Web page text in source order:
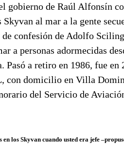
gobierno de Raúl Alfonsín
al mar a la gente
confesión de Adolfo
a personas adormecidas
Pasó a retiro en 1986, fue en
con domicilio en Villa
del Servicio de
los Skyvan cuando usted era jefe